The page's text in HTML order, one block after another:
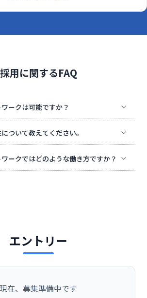
採用に関するFAQ
ークは可能ですか？
ついて教えてください。
ワークではどのような働き方ですか？
エントリー
現在、募集準備中です